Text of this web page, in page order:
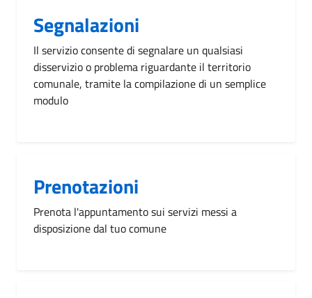
Segnalazioni
Il servizio consente di segnalare un qualsiasi
disservizio o problema riguardante il territorio
comunale, tramite la compilazione di un semplice
modulo
Prenotazioni
Prenota l'appuntamento sui servizi messi a
disposizione dal tuo comune